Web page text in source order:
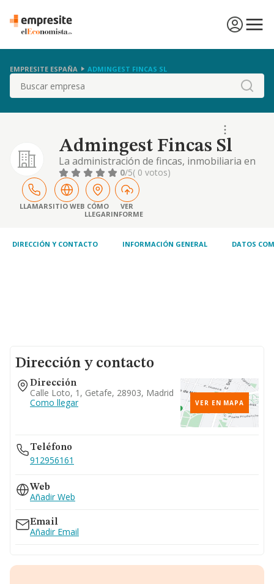
EMPRESITE ESPAÑA ADMINGEST FINCAS SL
Buscar
Admingest Fincas Sl
La administración de fincas, inmobiliaria en
general e intermediarios de financiaciones,
reformas y mantenimiento integral de
comunidades, locales, viviendas y otros,
hostelería en general, la promoción,
construcción y compraventa de toda clase de
0/5( 0 votos)
LLAMARSITIO WEB CÓMO
LLEGAR
VER
INFORME
DIRECCIÓN Y CONTACTO INFORMACIÓN GENERAL DATOS
Dirección y contacto
Dirección
Calle Loto, 1, Getafe, 28903, Madrid
Como llegar
VER EN MAPA
Teléfono
912956161
Web
Añadir Web
Email
Añadir Email